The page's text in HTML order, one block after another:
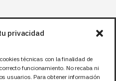
privacidad
técnicas con la finalidad de
funcionamiento. No recaba ni
usuarios. Para obtener información